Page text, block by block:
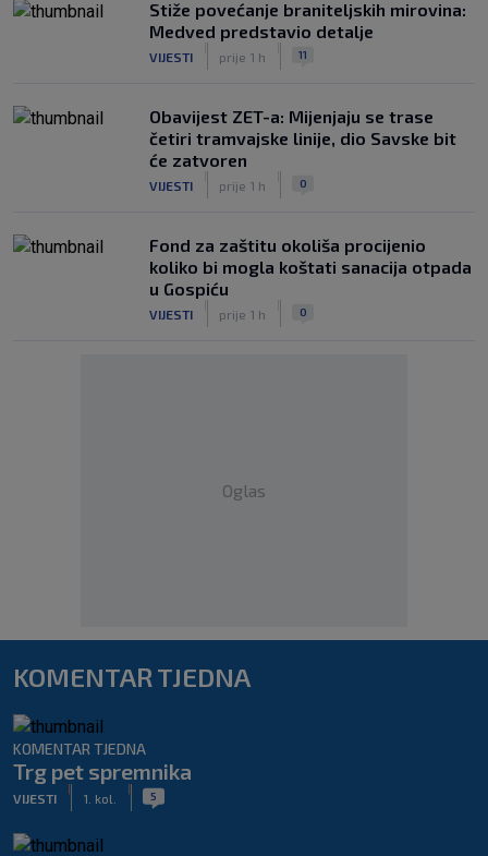
Stiže povećanje braniteljskih mirovina:
Medved predstavio detalje
VIJESTI prije 1 h 11
Obavijest ZET-a: Mijenjaju se trase
četiri tramvajske linije, dio Savske bit
će zatvoren
VIJESTI prije 1 h 0
Fond za zaštitu okoliša procijenio
koliko bi mogla koštati sanacija otpada
u Gospiću
VIJESTI prije 1 h 0
Oglas
KOMENTAR TJEDNA
KOMENTAR TJEDNA
Trg pet spremnika
VIJESTI 1. kol. 5